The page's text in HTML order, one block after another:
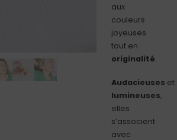
aux
couleurs
joyeuses
tout en
originalité.
Audacieuses et
lumineuses,
elles
s’associent
avec